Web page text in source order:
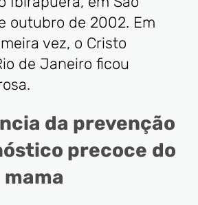
outubro de 2002. Em
vez, o Cristo
de Janeiro ficou
da prevenção
precoce do